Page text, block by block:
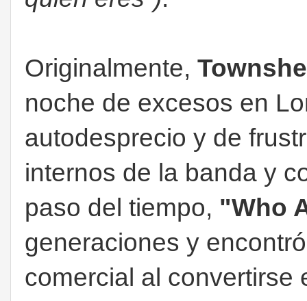
Originalmente,
noche de excesos en
autodesprecio y de
internos de la banda y
paso del tiempo, "Who
generaciones y
comercial al convertirse